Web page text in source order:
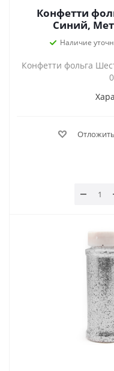
Конфетти
Синий,
Наличие
Конфетти фольга
Отложить